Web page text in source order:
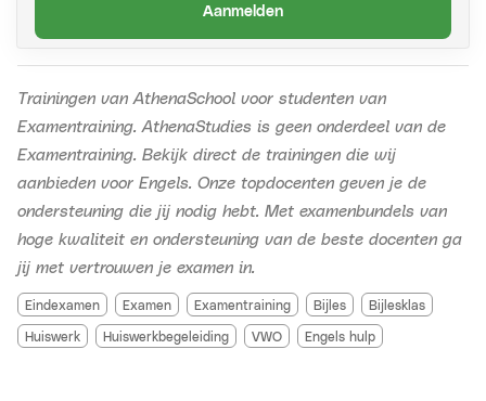
Aanmelden
Trainingen van AthenaSchool voor studenten van
Examentraining. AthenaStudies is geen onderdeel van de
Examentraining. Bekijk direct de trainingen die wij
aanbieden voor Engels. Onze topdocenten geven je de
ondersteuning die jij nodig hebt. Met examenbundels van
hoge kwaliteit en ondersteuning van de beste docenten ga
jij met vertrouwen je examen in.
Eindexamen Examen Examentraining Bijles Bijlesklas
Huiswerk Huiswerkbegeleiding VWO Engels hulp